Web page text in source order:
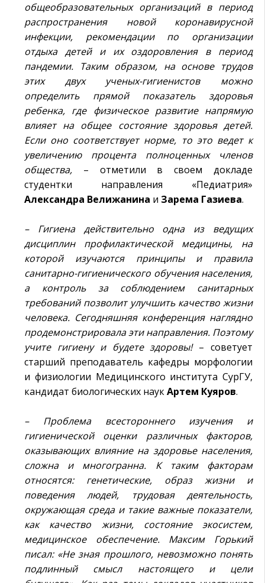
общеобразовательных организаций в период
распространения новой коронавирусной
инфекции, рекомендации по организации
отдыха детей и их оздоровления в период
пандемии. Таким образом, на основе трудов
этих двух ученых-гигиенистов можно
определить прямой показатель здоровья
ребенка, где физическое развитие напрямую
влияет на общее состояние здоровья детей.
Если оно соответствует норме, то это ведет к
увеличению процента полноценных членов
общества, – отметили в своем докладе
студентки направления «Педиатрия»
Александра Велижанина и Зарема Газиева.
– Гигиена действительно одна из ведущих
дисциплин профилактической медицины, на
которой изучаются принципы и правила
санитарно-гигиенического обучения населения,
а контроль за соблюдением санитарных
требований позволит улучшить качество жизни
человека. Сегодняшняя конференция наглядно
продемонстрировала эти направления. Поэтому
учите гигиену и будете здоровы!– советует
старший преподаватель кафедры морфологии
и физиологии Медицинского института СурГУ,
кандидат биологических наукАртем Куяров.
– Проблема всестороннего изучения и
гигиенической оценки различных факторов,
оказывающих влияние на здоровье населения,
сложна и многогранна. К таким факторам
относятся: генетические, образ жизни и
поведения людей, трудовая деятельность,
окружающая среда и такие важные показатели,
как качество жизни, состояние экосистем,
медицинское обеспечение. Максим Горький
писал: «Не зная прошлого, невозможно понять
подлинный смысл настоящего и цели